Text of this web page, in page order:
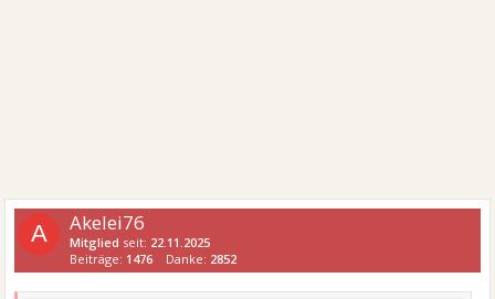
A Akelei76
Mitglied seit: 22.11.2025
Beiträge: 1476 Danke: 2852